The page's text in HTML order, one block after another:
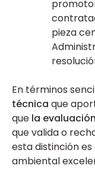
pieza
En términos
técnica que
que la
que valida o
esta distinción
ambiental